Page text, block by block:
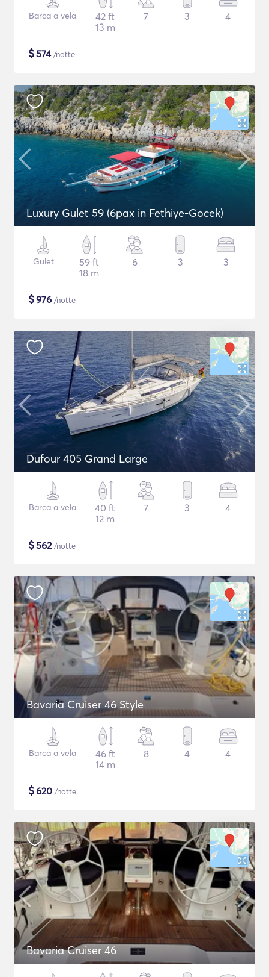
Barca a vela
42 ft
13 m
7 3 4
$574/notte
Luxury Gulet 59 (6pax in Fethiye-Gocek)
Gulet
59 ft
18 m
6 3 3
$976 /notte
Dufour 405 Grand Large
Barca a vela
40 ft
12 m
7 3 4
$562/notte
Bavaria Cruiser 46 Style
Barca a vela
46 ft
14 m
8 4 4
$620 /notte
Bavaria Cruiser 46